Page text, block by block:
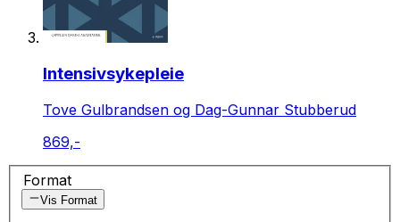
Intensivsykepleie
Tove Gulbrandsen og Dag-Gunnar Stubberud
869,-
Format
Vis Format